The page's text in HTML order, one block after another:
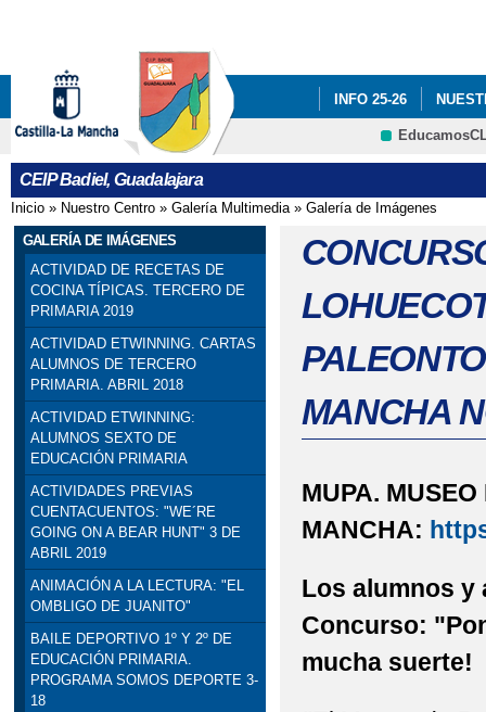
INFO 25-26
INFÓRMATE
ENGLISH PROJECT:
PROGRAMA # TÚ
ESCOLAR. 4º PRIMARIA
DELEGADO DE
CEIP Badiel, Guadalajara
Se encuentra usted aquí
Inicio » Nuestro Centro » Galería Multimedia» Galería de Imágenes
GALERÍA DE IMÁGENES
ACTIVIDAD DE RECETAS DE
COCINA TÍPICAS. TERCERO DE
PRIMARIA 2019
ACTIVIDAD ETWINNING. CARTAS
ALUMNOS DE TERCERO
PRIMARIA. ABRIL 2018
ACTIVIDAD ETWINNING:
ALUMNOS SEXTO DE
EDUCACIÓN PRIMARIA
ACTIVIDADES PREVIAS
CUENTACUENTOS: "WE´RE
GOING ON A BEAR HUNT" 3 DE
ABRIL 2019
ANIMACIÓN A LA LECTURA: "EL
OMBLIGO DE JUANITO"
BAILE DEPORTIVO 1º Y 2º DE
EDUCACIÓN PRIMARIA.
PROGRAMA SOMOS DEPORTE 3-
18
MANCHA
MUPA.
MANCHA:
Los alumnos y
Concurso:
mucha suerte!